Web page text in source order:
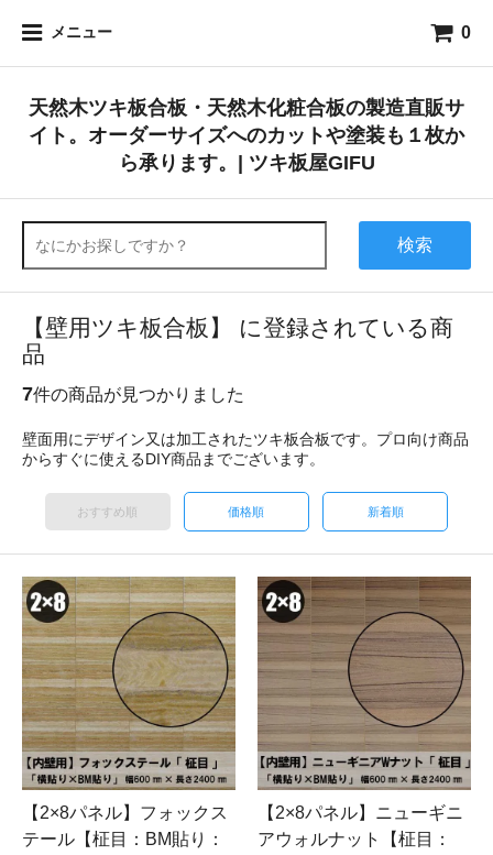
メニュー 0
天然木ツキ板合板・天然木化粧合板の製造直販サ
イト。オーダーサイズへのカットや塗装も１枚か
ら承ります。| ツキ板屋GIFU
検索
【壁用ツキ板合板】 に登録されている商
品
7件の商品が見つかりました
壁面用にデザイン又は加工されたツキ板合板です。プロ向け商品
からすぐに使えるDIY商品までございます。
おすすめ順 価格順 新着順
【2×8パネル】フォックス
テール【柾目：BM貼り：
【2×8パネル】ニューギニ
アウォルナット【柾目：